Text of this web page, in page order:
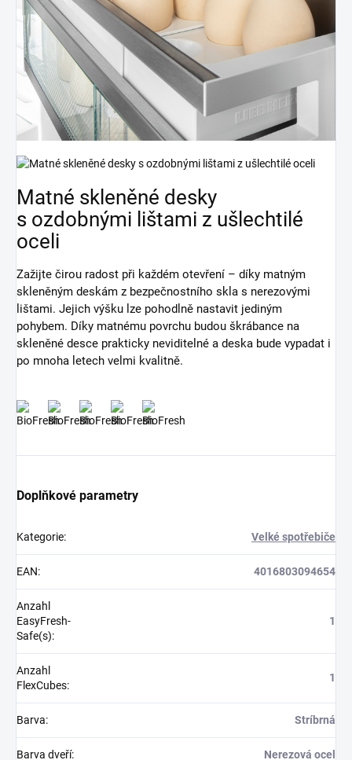
Matné skleněné desky
s ozdobnými lištami z ušlechtilé
oceli
Zažijte čirou radost při každém otevření – díky matným
skleněným deskám z bezpečnostního skla s nerezovými
lištami. Jejich výšku lze pohodlně nastavit jediným
pohybem. Díky matnému povrchu budou škrábance na
skleněné desce prakticky neviditelné a deska bude vypadat i
po mnoha letech velmi kvalitně.
Doplňkové parametry
Kategorie: Velké spotřebiče
EAN: 4016803094654
Anzahl
EasyFresh-
Safe(s):
1
Anzahl
FlexCubes:
1
Barva: Stríbrná
Barva dveří: Nerezová ocel